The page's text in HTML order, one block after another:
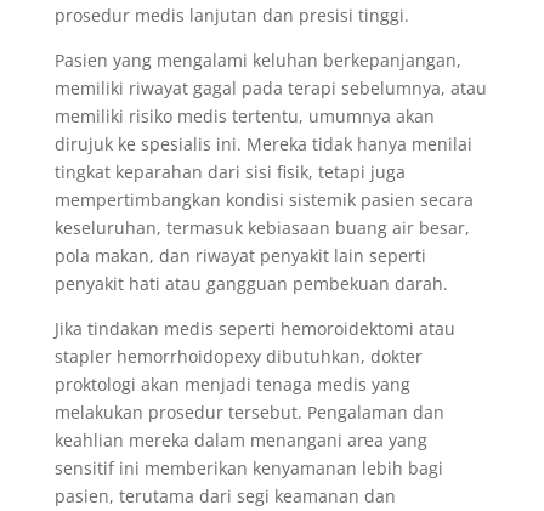
prosedur medis lanjutan dan presisi tinggi.
Pasien yang mengalami keluhan berkepanjangan,
memiliki riwayat gagal pada terapi sebelumnya, atau
memiliki risiko medis tertentu, umumnya akan
dirujuk ke spesialis ini. Mereka tidak hanya menilai
tingkat keparahan dari sisi fisik, tetapi juga
mempertimbangkan kondisi sistemik pasien secara
keseluruhan, termasuk kebiasaan buang air besar,
pola makan, dan riwayat penyakit lain seperti
penyakit hati atau gangguan pembekuan darah.
Jika tindakan medis seperti hemoroidektomi atau
stapler hemorrhoidopexy dibutuhkan, dokter
proktologi akan menjadi tenaga medis yang
melakukan prosedur tersebut. Pengalaman dan
keahlian mereka dalam menangani area yang
sensitif ini memberikan kenyamanan lebih bagi
pasien, terutama dari segi keamanan dan